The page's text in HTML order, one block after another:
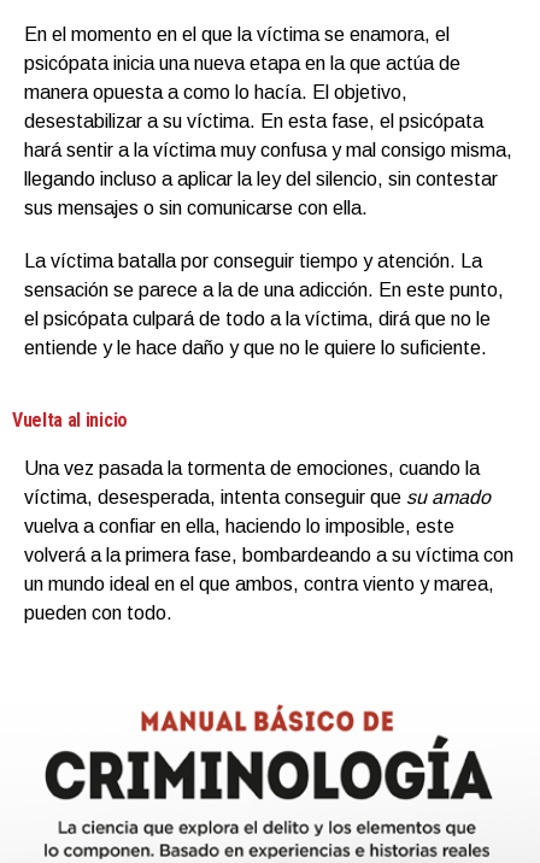
En el momento en el que la víctima se enamora, el
psicópata inicia una nueva etapa en la que actúa de
manera opuesta a como lo hacía. El objetivo,
desestabilizar a su víctima. En esta fase, el psicópata
hará sentir a la víctima muy confusa y mal consigo misma,
llegando incluso a aplicar la ley del silencio, sin contestar
sus mensajes o sin comunicarse con ella.
La víctima batalla por conseguir tiempo y atención. La
sensación se parece a la de una adicción. En este punto,
el psicópata culpará de todo a la víctima, dirá que no le
entiende y le hace daño y que no le quiere lo suficiente.
Vuelta al inicio
Una vez pasada la tormenta de emociones, cuando la
víctima, desesperada, intenta conseguir que su amado
vuelva a confiar en ella, haciendo lo imposible, este
volverá a la primera fase, bombardeando a su víctima con
un mundo ideal en el que ambos, contra viento y marea,
pueden con todo.